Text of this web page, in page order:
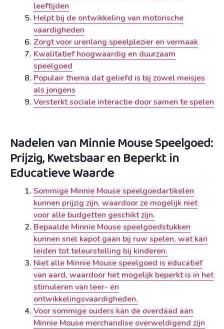
leeftijden
Helpt bij de ontwikkeling van motorische
vaardigheden
Zorgt voor urenlang speelplezier en vermaak
Kwalitatief hoogwaardig en duurzaam
speelgoed
Populair thema dat geliefd is bij zowel meisjes
als jongens
Versterkt sociale interactie door samen te spelen
Nadelen van Minnie Mouse Speelgoed:
Prijzig, Kwetsbaar en Beperkt in
Educatieve Waarde
Sommige Minnie Mouse speelgoedartikelen
kunnen prijzig zijn, waardoor ze mogelijk niet
voor alle budgetten geschikt zijn.
Bepaalde Minnie Mouse speelgoedstukken
kunnen snel kapot gaan bij ruw spelen, wat kan
leiden tot teleurstelling bij kinderen.
Niet alle Minnie Mouse speelgoed is educatief
van aard, waardoor het mogelijk beperkt is in het
stimuleren van leer- en
ontwikkelingsvaardigheden.
Voor sommige ouders kan de overdaad aan
Minnie Mouse merchandise overweldigend zijn